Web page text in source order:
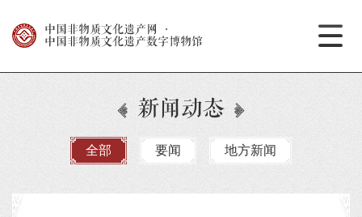
中国非物质文化遗产网
·
中国非物质文化遗产数字博物馆
新闻动态
全部 要闻 地方新闻